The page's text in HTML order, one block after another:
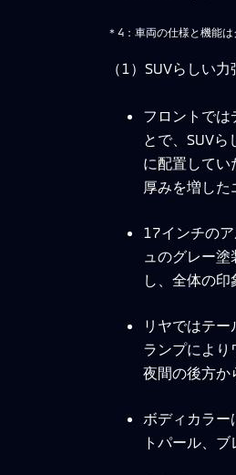
＊4：車両の仕様と機能
（1）SUVらしい
フロントでは
とで、SUV
に配置して
厚みを増した
17インチの
ュのグレー
し、全体の印
リヤではテ
ランプにより
夜間の後方か
ボディカラー
トパール、